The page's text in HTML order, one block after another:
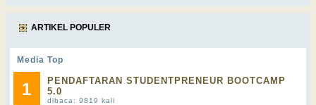
ARTIKEL POPULER
Media Top
1
PENDAFTARAN STUDENTPRENEUR BOOTCAMP
5.0
dibaca: 9819 kali